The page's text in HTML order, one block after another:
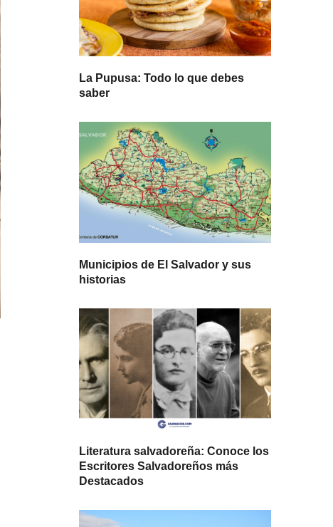
La Pupusa: Todo lo que debes
saber
Municipios de El Salvador y sus
historias
Literatura salvadoreña: Conoce los
Escritores Salvadoreños más
Destacados